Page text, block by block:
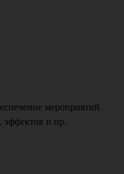
мероприятий.
эффектов и пр.